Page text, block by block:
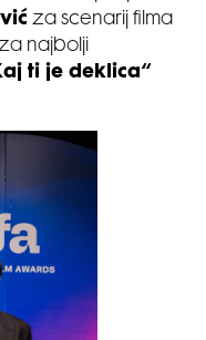
za scenarij filma
za najbolji
ti je deklica“